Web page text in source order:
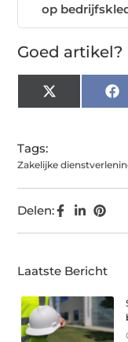
op
Goed
X
(Twitter)
Tags:
Zakelijke
Delen:
Laatste Bericht